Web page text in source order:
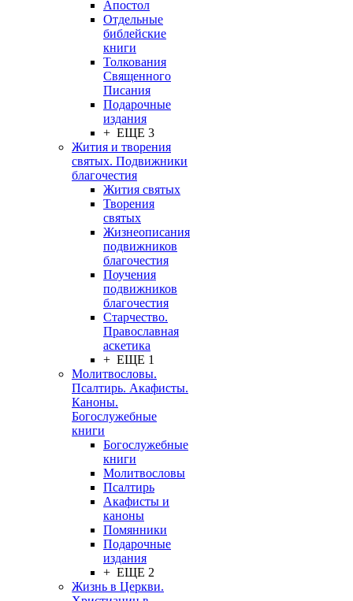
Апостол
Отдельные
библейские
книги
Толкования
Священного
Писания
Подарочные
издания
+ ЕЩЕ 3
Жития и творения
святых. Подвижники
благочестия
Жития святых
Творения
святых
Жизнеописания
подвижников
благочестия
Поучения
подвижников
благочестия
Старчество.
Православная
аскетика
+ ЕЩЕ 1
Молитвословы.
Псалтирь. Акафисты.
Каноны.
Богослужебные
книги
Богослужебные
книги
Молитвословы
Псалтирь
Акафисты и
каноны
Помянники
Подарочные
издания
+ ЕЩЕ 2
Жизнь в Церкви.